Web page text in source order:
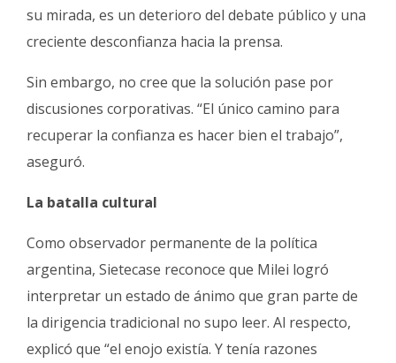
su mirada, es un deterioro del debate público y una
creciente desconfianza hacia la prensa.
Sin embargo, no cree que la solución pase por
discusiones corporativas. “El único camino para
recuperar la confianza es hacer bien el trabajo”,
aseguró.
La batalla cultural
Como observador permanente de la política
argentina, Sietecase reconoce que Milei logró
interpretar un estado de ánimo que gran parte de
la dirigencia tradicional no supo leer. Al respecto,
explicó que “el enojo existía. Y tenía razones